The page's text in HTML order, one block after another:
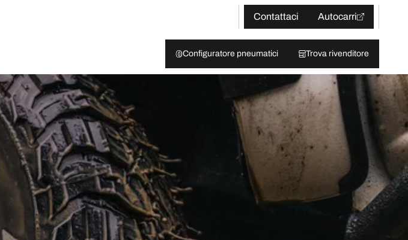
Contattaci
Autocarri
Configuratore pneumatici Trova rivenditore